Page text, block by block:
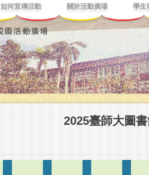
如何宣傳活動 關於活動廣場 學生
2025臺師大圖